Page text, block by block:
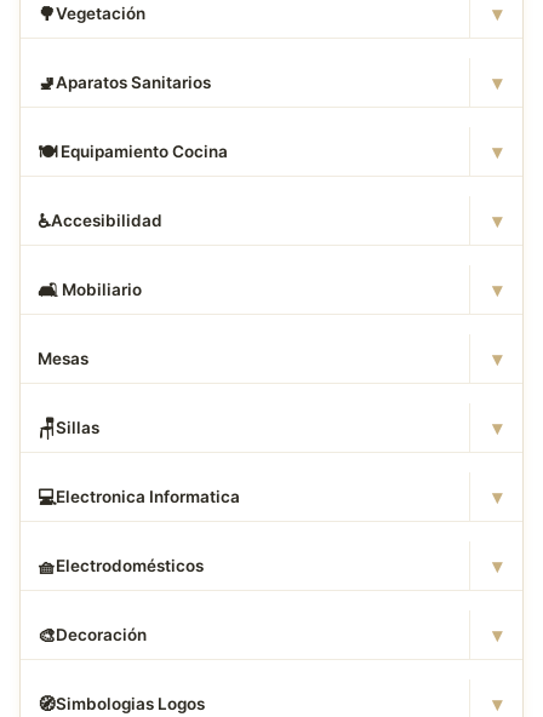
🌳Vegetación ▾
🚽Aparatos Sanitarios ▾
🍽️ Equipamiento Cocina ▾
♿Accesibilidad ▾
🛋 ️ Mobiliario ▾
Mesas ▾
🪑Sillas ▾
💻Electronica Informatica ▾
🧺Electrodomésticos ▾
🎨Decoración ▾
🧭Simbologias Logos ▾